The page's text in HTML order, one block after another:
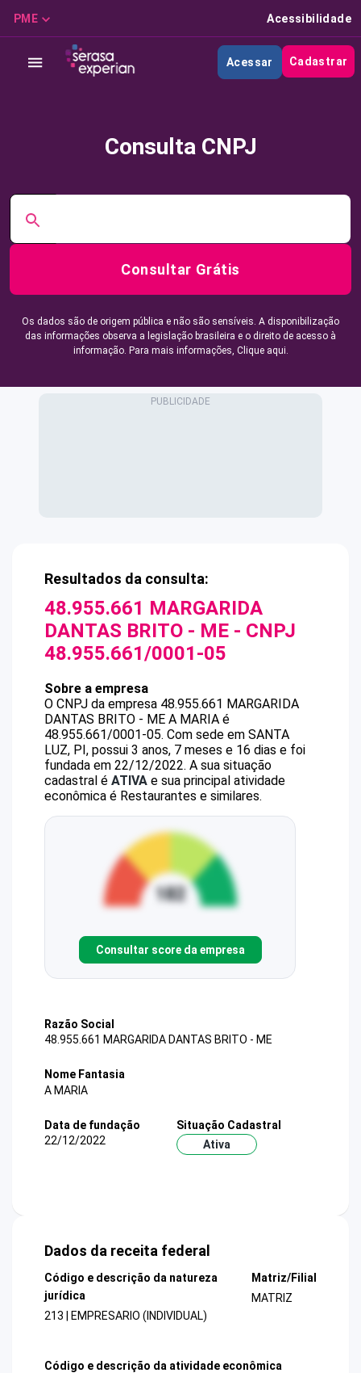
PME Acessibilidade
Acessar Cadastrar
Consulta CNPJ
Consultar Grátis
Os dados são de origem pública e não são sensíveis. A disponibilização
das informações observa a legislação brasileira e o direito de acesso à
informação. Para mais informações, Clique aqui.
Resultados da consulta:
48.955.661 MARGARIDA
DANTAS BRITO - ME - CNPJ
48.955.661/0001-05
Sobre a empresa
O CNPJ da empresa 48.955.661 MARGARIDA
DANTAS BRITO - ME A MARIA é
48.955.661/0001-05. Com sede em SANTA
LUZ, PI, possui 3 anos, 7 meses e 16 dias e foi
fundada em 22/12/2022. A sua situação
cadastral é ATIVA e sua principal atividade
econômica é Restaurantes e similares.
Consultar score da empresa
Razão Social
48.955.661 MARGARIDA DANTAS BRITO - ME
Nome Fantasia
A MARIA
Data de fundação
22/12/2022
Situação Cadastral
Ativa
Dados da receita federal
Código e descrição da natureza
jurídica
213 | EMPRESARIO (INDIVIDUAL)
Matriz/Filial
MATRIZ
Código e descrição da atividade econômica